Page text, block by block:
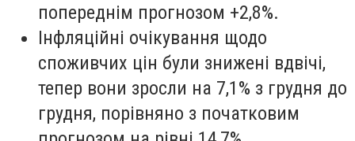
попереднім прогнозом +2,8%.
Інфляційні очікування щодо
споживчих цін були знижені вдвічі,
тепер вони зросли на 7,1% з грудня до
грудня, порівняно з початковим